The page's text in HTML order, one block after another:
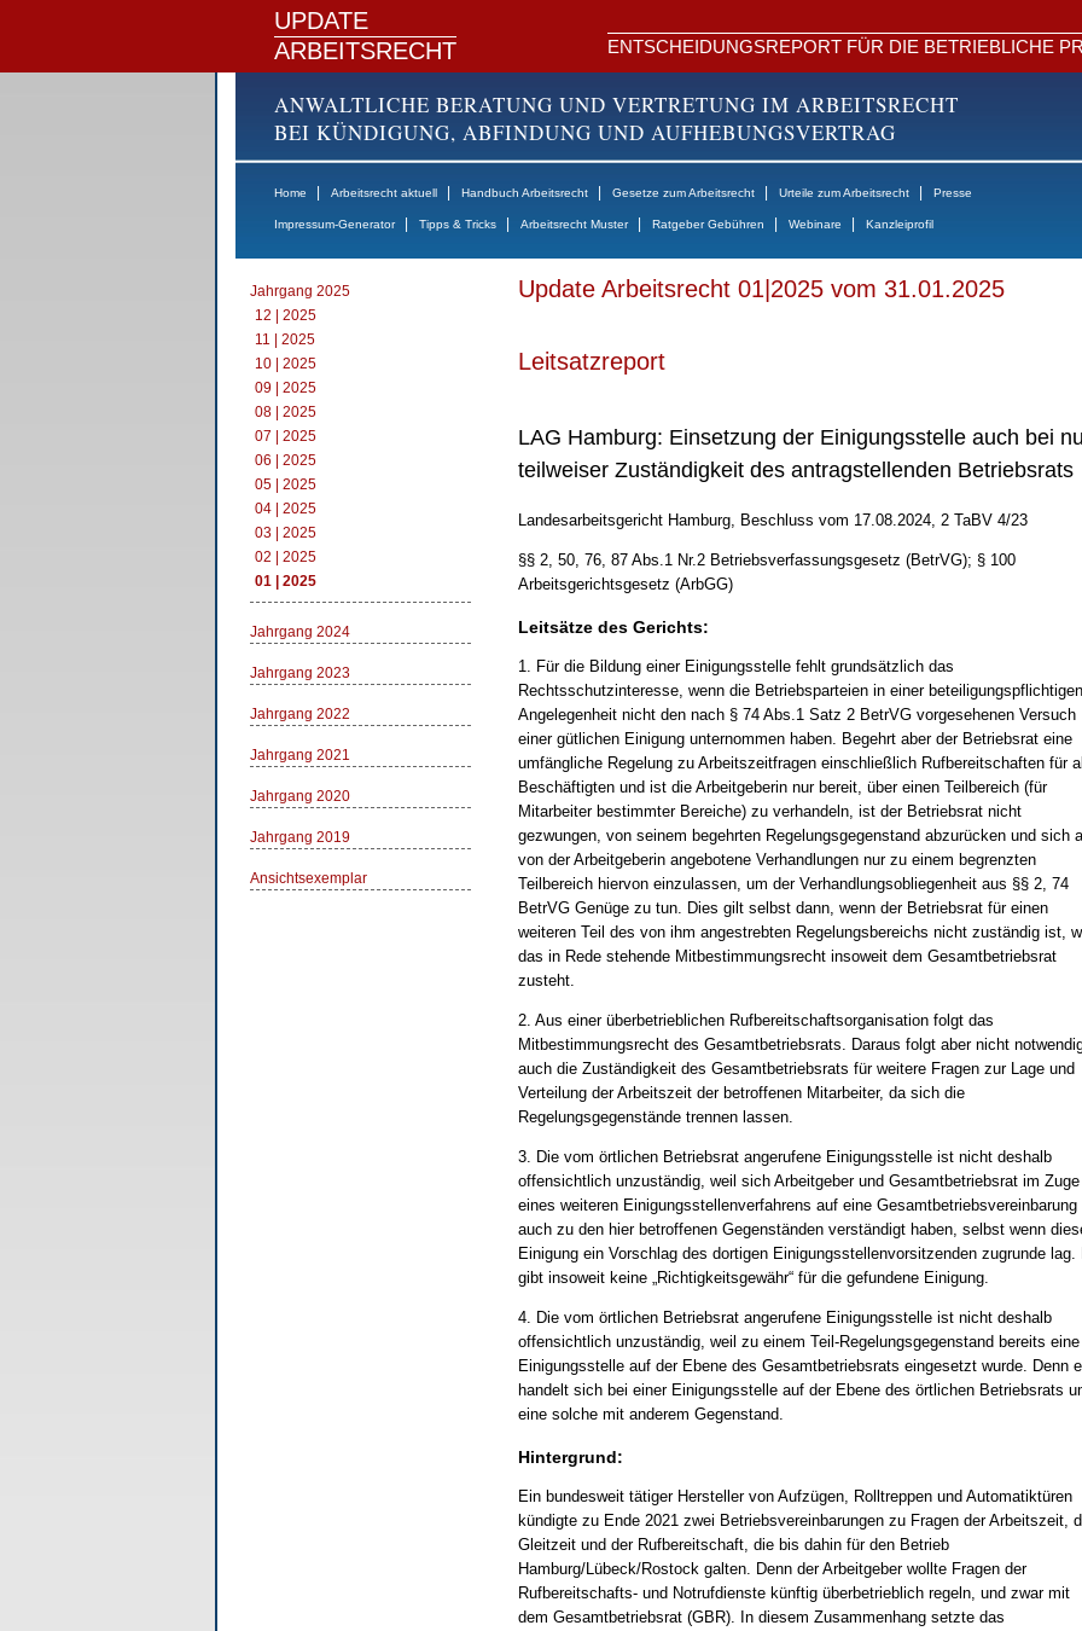
UPDATE
ARBEITSRECHT
ENTSCHEIDUNGSREPORT FÜR DIE BETRIEBLICHE
ANWALTLICHE BERATUNG UND VERTRETUNG IM ARBEITSRECHT
BEI KÜNDIGUNG, ABFINDUNG UND AUFHEBUNGSVERTRAG
Home Arbeitsrecht aktuell Handbuch Arbeitsrecht Gesetze zum Arbeitsrecht Urteile zum Arbeitsrecht Presse
Impressum-Generator Tipps & Tricks Arbeitsrecht Muster Ratgeber Gebühren Webinare Kanzleiprofil
Jahrgang 2025
12 | 2025
11 | 2025
10 | 2025
09 | 2025
08 | 2025
07 | 2025
06 | 2025
05 | 2025
04 | 2025
03 | 2025
02 | 2025
01 | 2025
Jahrgang 2024
Jahrgang 2023
Jahrgang 2022
Jahrgang 2021
Jahrgang 2020
Jahrgang 2019
Ansichtsexemplar
Update Arbeitsrecht 01|2025 vom 31.01.2025
Leitsatzreport
LAG Hamburg: Einsetzung der Einigungsstelle auch bei
teilweiser Zuständigkeit des antragstellenden Betriebsrats
Landesarbeitsgericht Hamburg, Beschluss vom 17.08.2024, 2 TaBV 4/23
§§ 2, 50, 76, 87 Abs.1 Nr.2 Betriebsverfassungsgesetz (BetrVG); § 100
Arbeitsgerichtsgesetz (ArbGG)
Leitsätze des Gerichts:
1. Für die Bildung einer Einigungsstelle fehlt grundsätzlich das
Rechtsschutzinteresse, wenn die Betriebsparteien in einer beteiligungspflichtigen
Angelegenheit nicht den nach § 74 Abs.1 Satz 2 BetrVG vorgesehenen Versuch
einer gütlichen Einigung unternommen haben. Begehrt aber der Betriebsrat eine
umfängliche Regelung zu Arbeitszeitfragen einschließlich Rufbereitschaften für
Beschäftigten und ist die Arbeitgeberin nur bereit, über einen Teilbereich (für
Mitarbeiter bestimmter Bereiche) zu verhandeln, ist der Betriebsrat nicht
gezwungen, von seinem begehrten Regelungsgegenstand abzurücken und sich
von der Arbeitgeberin angebotene Verhandlungen nur zu einem begrenzten
Teilbereich hiervon einzulassen, um der Verhandlungsobliegenheit aus §§ 2, 74
BetrVG Genüge zu tun. Dies gilt selbst dann, wenn der Betriebsrat für einen
weiteren Teil des von ihm angestrebten Regelungsbereichs nicht zuständig ist,
das in Rede stehende Mitbestimmungsrecht insoweit dem Gesamtbetriebsrat
zusteht.
2. Aus einer überbetrieblichen Rufbereitschaftsorganisation folgt das
Mitbestimmungsrecht des Gesamtbetriebsrats. Daraus folgt aber nicht
auch die Zuständigkeit des Gesamtbetriebsrats für weitere Fragen zur Lage und
Verteilung der Arbeitszeit der betroffenen Mitarbeiter, da sich die
Regelungsgegenstände trennen lassen.
3. Die vom örtlichen Betriebsrat angerufene Einigungsstelle ist nicht deshalb
offensichtlich unzuständig, weil sich Arbeitgeber und Gesamtbetriebsrat im Zuge
eines weiteren Einigungsstellenverfahrens auf eine Gesamtbetriebsvereinbarung
auch zu den hier betroffenen Gegenständen verständigt haben, selbst wenn
Einigung ein Vorschlag des dortigen Einigungsstellenvorsitzenden zugrunde lag.
gibt insoweit keine „Richtigkeitsgewähr“ für die gefundene Einigung.
4. Die vom örtlichen Betriebsrat angerufene Einigungsstelle ist nicht deshalb
offensichtlich unzuständig, weil zu einem Teil-Regelungsgegenstand bereits eine
Einigungsstelle auf der Ebene des Gesamtbetriebsrats eingesetzt wurde. Denn
handelt sich bei einer Einigungsstelle auf der Ebene des örtlichen Betriebsrats
eine solche mit anderem Gegenstand.
Hintergrund:
Ein bundesweit tätiger Hersteller von Aufzügen, Rolltreppen und Automatiktüren
kündigte zu Ende 2021 zwei Betriebsvereinbarungen zu Fragen der Arbeitszeit,
Gleitzeit und der Rufbereitschaft, die bis dahin für den Betrieb
Hamburg/Lübeck/Rostock galten. Denn der Arbeitgeber wollte Fragen der
Rufbereitschafts- und Notrufdienste künftig überbetrieblich regeln, und zwar mit
dem Gesamtbetriebsrat (GBR). In diesem Zusammenhang setzte das